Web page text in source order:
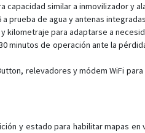
similar a inmovilizador y
prueba de agua y antenas
para adaptarse a
minutos de operación ante la
relevadores y módem WiFi
y estado para habilitar mapas